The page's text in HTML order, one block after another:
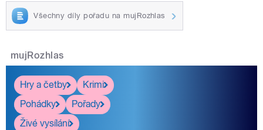
Všechny díly pořadu na mujRozhlas
mujRozhlas
Hry a četby
Krimi
Pohádky
Pořady
Živé vysílání